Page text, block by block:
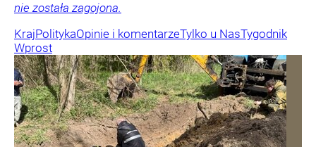
nie została zagojona.
KrajPolitykaOpinie i komentarzeTylko u NasTygodnik
Wprost